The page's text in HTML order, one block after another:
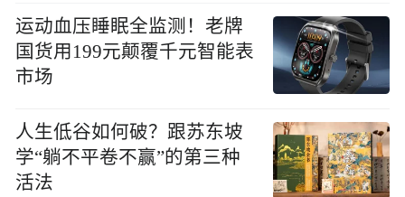
运动血压睡眠全监测！老牌
国货用199元颠覆千元智能表
市场
人生低谷如何破？跟苏东坡
学“躺不平卷不赢”的第三种
活法